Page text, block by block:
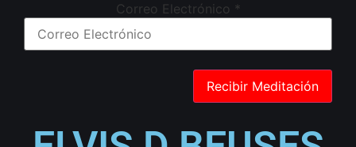
Correo Electrónico *